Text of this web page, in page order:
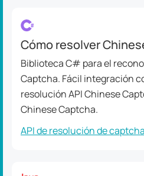
Cómo resolver
Biblioteca C# para el
Captcha. Fácil integración
resolución API Chinese
Chinese Captcha.
API de resolución de